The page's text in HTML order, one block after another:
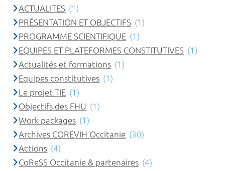
ACTUALITES (1)
PRÉSENTATION ET OBJECTIFS (1)
PROGRAMME SCIENTIFIQUE (1)
EQUIPES ET PLATEFORMES CONSTITUTIVES (1)
Actualités et formations (1)
Equipes constitutives (1)
Le projet TIE (1)
Objectifs des FHU (1)
Work packages (1)
Archives COREVIH Occitanie (30)
Actions (4)
CoReSS Occitanie & partenaires (4)